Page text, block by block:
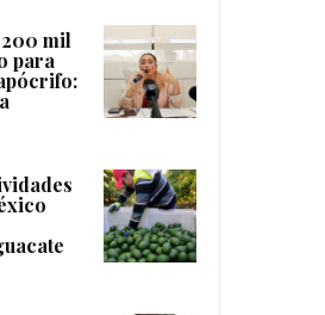
mil
para